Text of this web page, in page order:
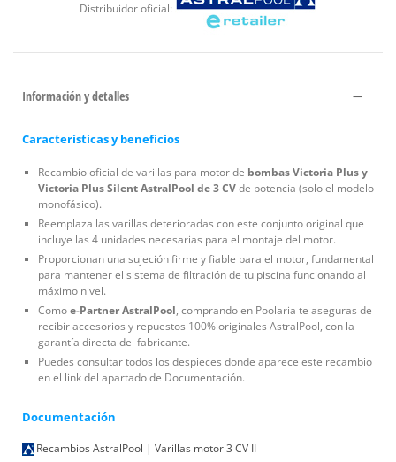
Distribuidor oficial:
Información y detalles
Características y beneficios
Recambio oficial de varillas para motor de bombas Victoria Plus y
Victoria Plus Silent AstralPool de 3 CVde potencia (solo el modelo
monofásico).
Reemplaza las varillas deterioradas con este conjunto original que
incluye las 4 unidades necesarias para el montaje del motor.
Proporcionan una sujeción firme y fiable para el motor, fundamental
para mantener el sistema de filtración de tu piscina funcionando al
máximo nivel.
Comoe-Partner AstralPool, comprando en Poolaria te aseguras de
recibir accesorios y repuestos 100% originales AstralPool, con la
garantía directa del fabricante.
Puedes consultar todos los despieces donde aparece este recambio
en el link del apartado de Documentación.
Documentación
Recambios AstralPool | Varillas motor 3 CV II